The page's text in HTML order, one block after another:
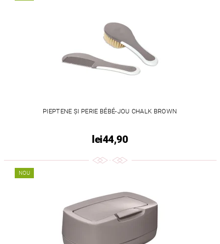
PIEPTENE ȘI PERIE BÉBÉ-JOU CHALK BROWN
lei44,90
NOU